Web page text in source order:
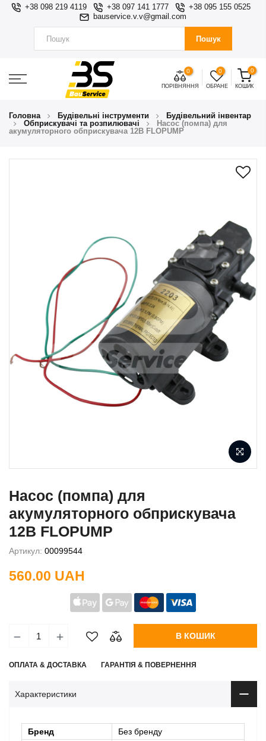
+38 098 219 4119 +38 097 141 1777
+38 095 155 0525
bauservice.v.v@gmail.com
Пошук
0
ПОРІВНЯННЯ
0
ОБРАНЕ
0
КОШИК
Головна Будівельні інструменти
Будівельний інвентар
Обприскувачі та розпилювачі
Насос (помпа) для
акумуляторного обприскувача 12В FLOPUMP
Насос (помпа) для
акумуляторного обприскувача
12В FLOPUMP
Артикул: 00099544
560.00 UAH
В КОШИК
ОПЛАТА & ДОСТАВКА ГАРАНТІЯ & ПОВЕРНЕННЯ
Характеристики
Бренд
Без бренду